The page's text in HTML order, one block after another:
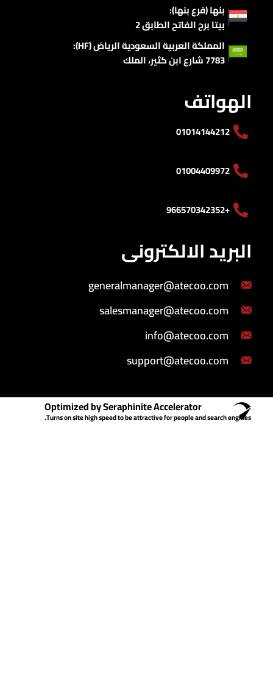
بنها (فرع بنها):
بيتا برج الفاتح الطابق 2
المملكة العربية السعودية الرياض (HF):
7783 شارع ابن كثير، الملك
الهواتف
01014144212
01004409972
+966570342352
البريد الالكترونى
generalmanager@atecoo.com
salesmanager@atecoo.com
info@atecoo.com
support@atecoo.com
Optimized by Seraphinite Accelerator
Turns on site high speed to be attractive for people and search engines.